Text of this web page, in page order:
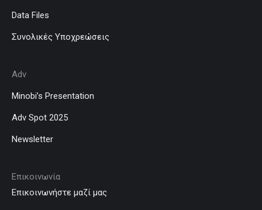
Data Files
Συνολικές Υποχρεώσεις
Adv
Minobi’s Presentation
Adv Spot 2025
Newsletter
Επικοινωνία
Επικοινωνήστε μαζί μας